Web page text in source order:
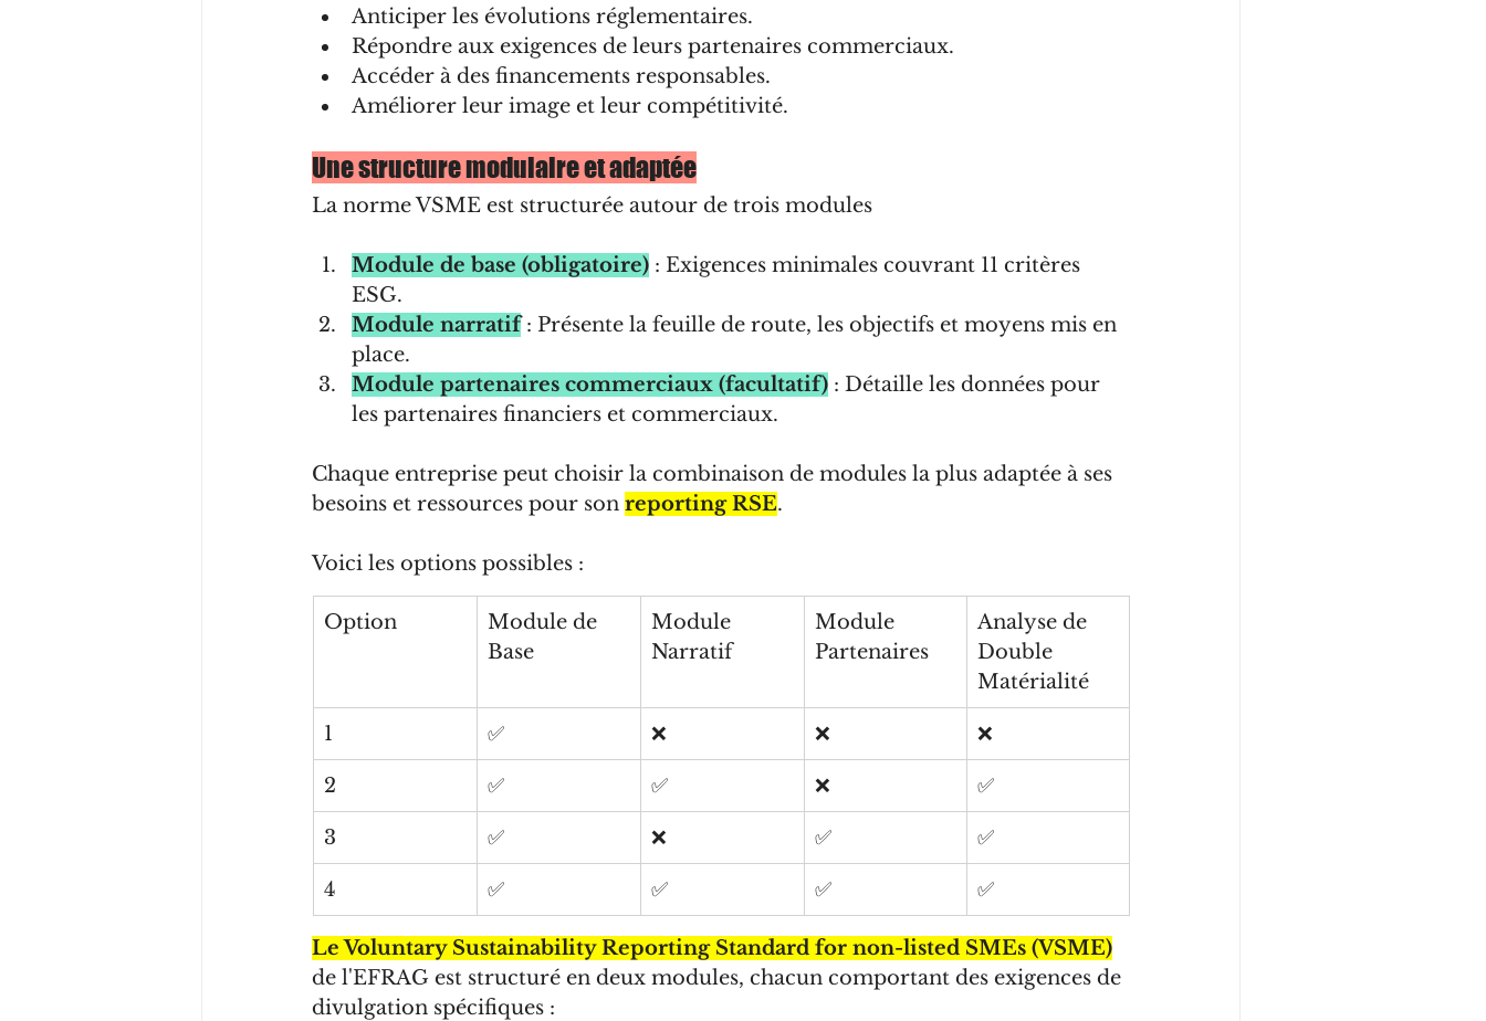
Anticiper les évolutions réglementaires.
Répondre aux exigences de leurs partenaires commerciaux.
Accéder à des financements responsables.
Améliorer leur image et leur compétitivité.
Une structure modulaire et adaptée
La norme VSME est structurée autour de trois modules
Module de base (obligatoire) : Exigences minimales couvrant 11 critères
ESG.
Module narratif : Présente la feuille de route, les objectifs et moyens mis en
place.
Module partenaires commerciaux (facultatif) : Détaille les données pour
les partenaires financiers et commerciaux.
Chaque entreprise peut choisir la combinaison de modules la plus adaptée à ses
besoins et ressources pour son reporting RSE.
Voici les options possibles :
Option
Module de
Base
Module
Narratif
Module
Partenaires
Analyse de
Double
Matérialité
1 ✅ ❌ ❌ ❌
2 ✅ ✅ ❌ ✅
3 ✅ ❌ ✅ ✅
4 ✅ ✅ ✅ ✅
Le Voluntary Sustainability Reporting Standard for non-listed SMEs (VSME)
de l'EFRAG est structuré en deux modules, chacun comportant des exigences de
divulgation spécifiques :